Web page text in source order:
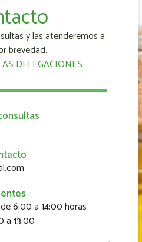
y las atenderemos a
brevedad.
DELEGACIONES
6:00 a 14:00 horas
a 13:00